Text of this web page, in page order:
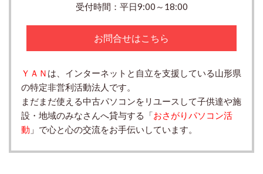
受付時間：平日9:00～18:00
お問合せはこちら
ＹＡＮ は、インターネットと自立を支援している山形県
の特定非営利活動法人です。
まだまだ使える中古パソコンをリユースして子供達や施
設・地域のみなさんへ貸与する「おさがりパソコン活
動 」で心と心の交流をお手伝いしています。